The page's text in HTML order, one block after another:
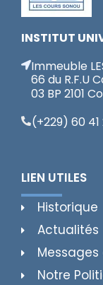
INSTITUT
Immeuble
66 du R.F.U
03 BP 2101
(+229) 60 41
LIEN UTILES
Historique
Actualités
Messages
Notre